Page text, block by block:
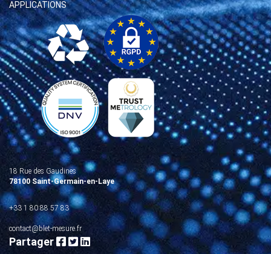
APPLICATIONS
18 Rue des Gaudines
78100 Saint-Germain-en-Laye
+33 1 80 88 57 83
contact@blet-mesure.fr
Partager